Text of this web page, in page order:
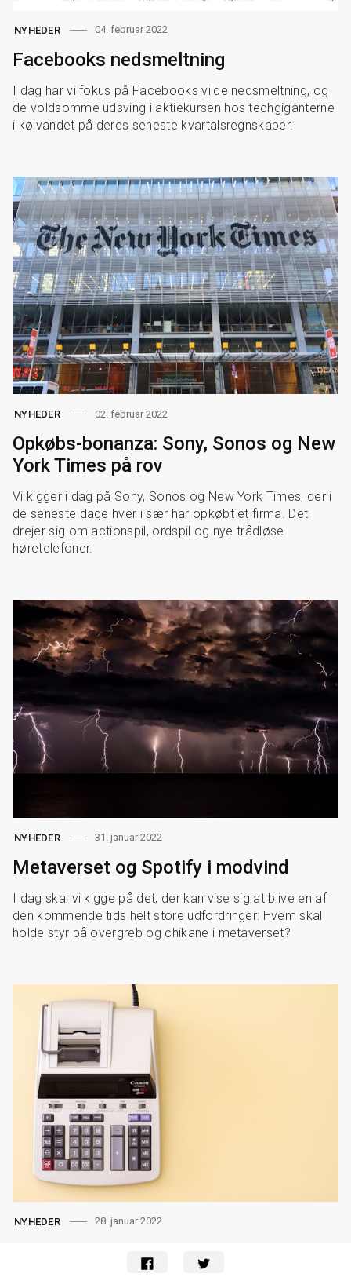
NYHEDER 04. februar 2022
Facebooks nedsmeltning
I dag har vi fokus på Facebooks vilde nedsmeltning, og
de voldsomme udsving i aktiekursen hos techgiganterne
i kølvandet på deres seneste kvartalsregnskaber.
NYHEDER 02. februar 2022
Opkøbs-bonanza: Sony, Sonos og New
York Times på rov
Vi kigger i dag på Sony, Sonos og New York Times, der i
de seneste dage hver i sær har opkøbt et firma. Det
drejer sig om actionspil, ordspil og nye trådløse
høretelefoner.
NYHEDER 31. januar 2022
Metaverset og Spotify i modvind
I dag skal vi kigge på det, der kan vise sig at blive en af
den kommende tids helt store udfordringer: Hvem skal
holde styr på overgreb og chikane i metaverset?
NYHEDER 28. januar 2022
smadrer sin egen rekord — igen